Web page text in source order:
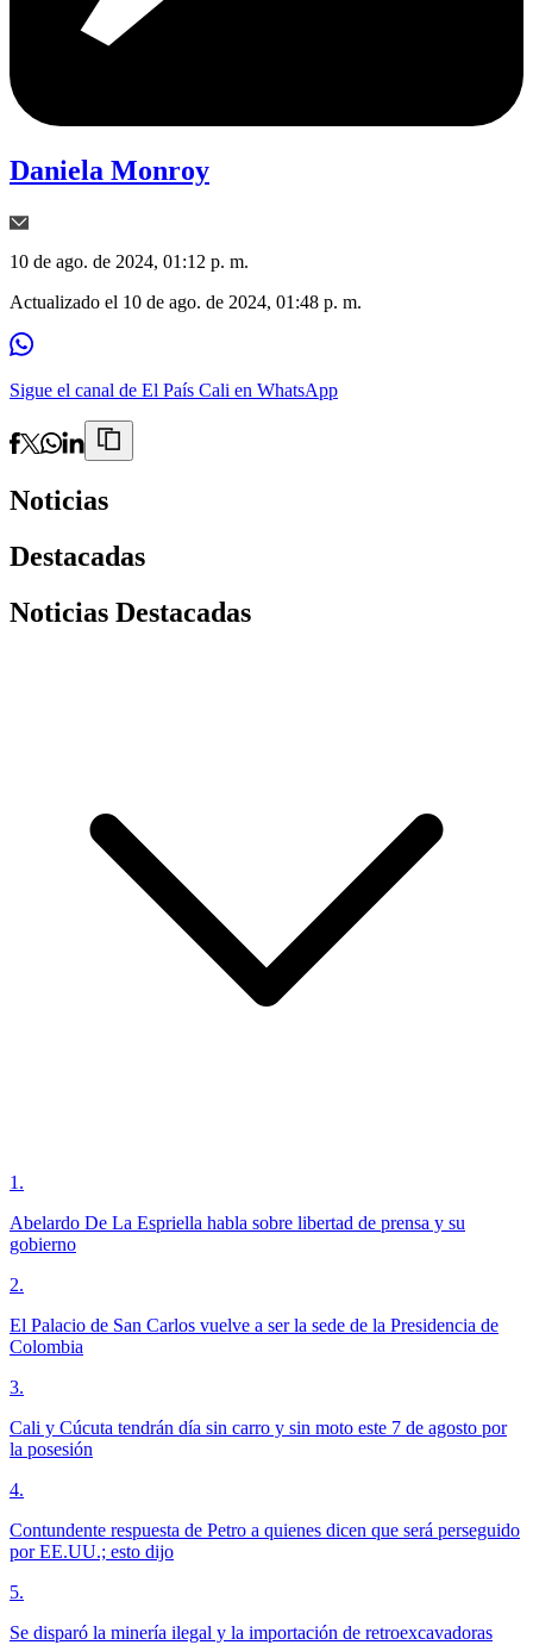
Daniela Monroy
10 de ago. de 2024, 01:12 p. m.
Actualizado el 10 de ago. de 2024, 01:48 p. m.
Sigue el canal de El País Cali en WhatsApp
Noticias
Destacadas
Noticias Destacadas
1 .
Abelardo De La Espriella habla sobre libertad de prensa y su
gobierno
2.
El Palacio de San Carlos vuelve a ser la sede de la Presidencia de
Colombia
3.
Cali y Cúcuta tendrán día sin carro y sin moto este 7 de agosto por
la posesión
4.
Contundente respuesta de Petro a quienes dicen que será perseguido
por EE.UU.; esto dijo
5.
Se disparó la minería ilegal y la importación de retroexcavadoras